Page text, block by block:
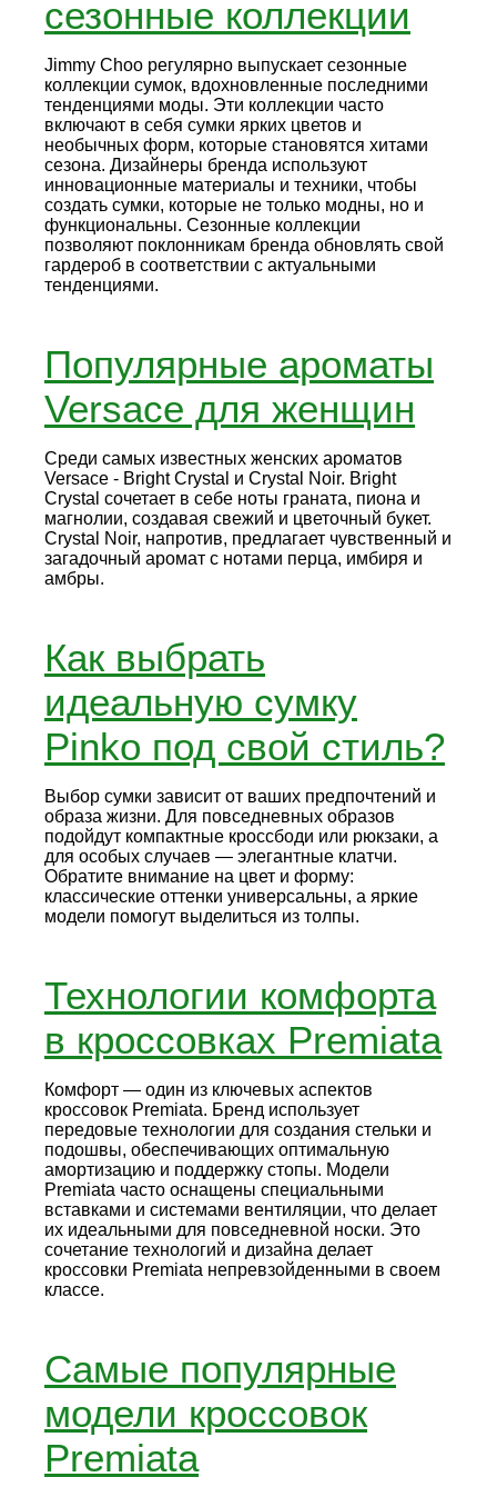
сезонные коллекции
Jimmy Choo регулярно выпускает сезонные
коллекции сумок, вдохновленные последними
тенденциями моды. Эти коллекции часто
включают в себя сумки ярких цветов и
необычных форм, которые становятся хитами
сезона. Дизайнеры бренда используют
инновационные материалы и техники, чтобы
создать сумки, которые не только модны, но и
функциональны. Сезонные коллекции
позволяют поклонникам бренда обновлять свой
гардероб в соответствии с актуальными
тенденциями.
Популярные ароматы
Versace для женщин
Среди самых известных женских ароматов
Versace - Bright Crystal и Crystal Noir. Bright
Crystal сочетает в себе ноты граната, пиона и
магнолии, создавая свежий и цветочный букет.
Crystal Noir, напротив, предлагает чувственный и
загадочный аромат с нотами перца, имбиря и
амбры.
Как выбрать
идеальную сумку
Pinko под свой стиль?
Выбор сумки зависит от ваших предпочтений и
образа жизни. Для повседневных образов
подойдут компактные кроссбоди или рюкзаки, а
для особых случаев — элегантные клатчи.
Обратите внимание на цвет и форму:
классические оттенки универсальны, а яркие
модели помогут выделиться из толпы.
Технологии комфорта
в кроссовках Premiata
Комфорт — один из ключевых аспектов
кроссовок Premiata. Бренд использует
передовые технологии для создания стельки и
подошвы, обеспечивающих оптимальную
амортизацию и поддержку стопы. Модели
Premiata часто оснащены специальными
вставками и системами вентиляции, что делает
их идеальными для повседневной носки. Это
сочетание технологий и дизайна делает
кроссовки Premiata непревзойденными в своем
классе.
Самые популярные
модели кроссовок
Premiata